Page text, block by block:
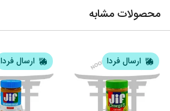
محصولات مشابه
ارسال فردا ارسال فردا